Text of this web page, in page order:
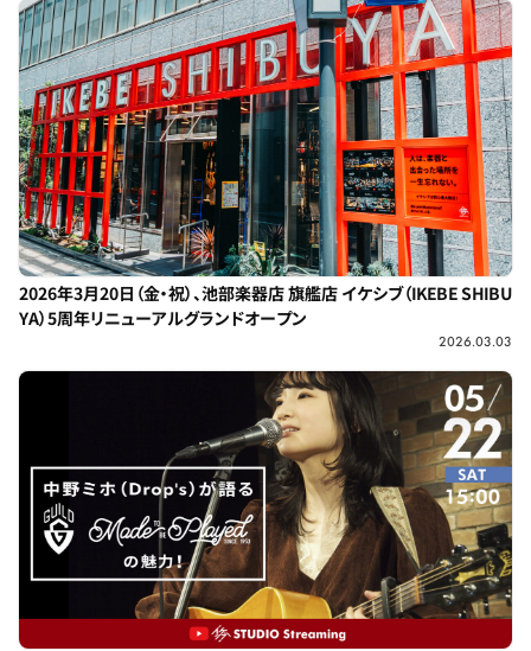
2026年3月20日（金・祝）、池部楽器店 旗艦店 イケシブ（IKEBE SHIBU
YA）5周年リニューアルグランドオープン
2026.03.03